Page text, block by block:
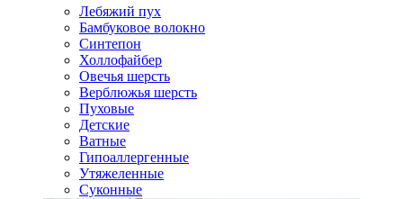
Лебяжий пух
Бамбуковое волокно
Синтепон
Холлофайбер
Овечья шерсть
Верблюжья шерсть
Пуховые
Детские
Ватные
Гипоаллергенные
Утяжеленные
Суконные